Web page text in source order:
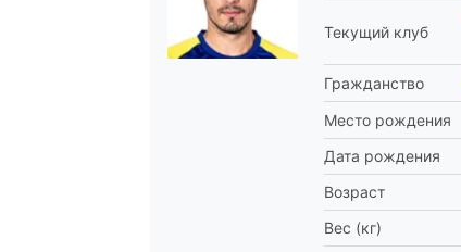
Текущий клуб
Гражданство
Место рождения
Дата рождения
Возраст
Вес (кг)